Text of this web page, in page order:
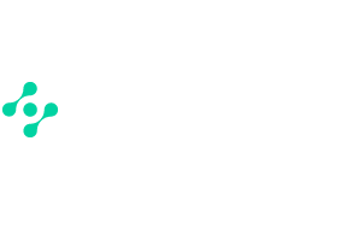
Compartilhe